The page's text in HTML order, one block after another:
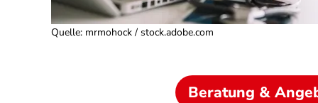
Quelle: mrmohock / stock.adobe.com
Beratung &